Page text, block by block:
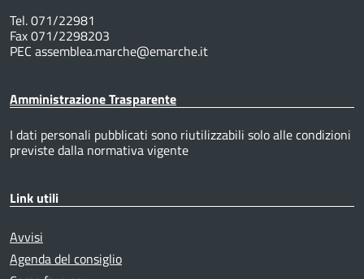
Tel. 071/22981
Fax 071/2298203
PEC assemblea.marche@emarche.it
Amministrazione Trasparente
I dati personali pubblicati sono riutilizzabili solo alle condizioni
previste dalla normativa vigente
Link utili
Avvisi
Agenda del consiglio